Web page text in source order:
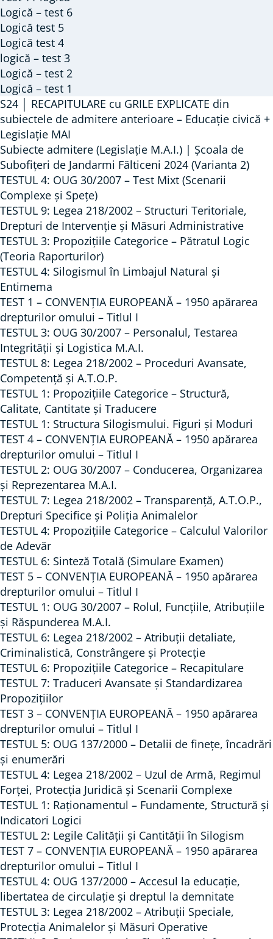
e
r
m
e
n
i
i
i
i
c
a
t
e
g
o
r
i
c
e
:
t
i
p
u
r
i
d
e
p
r
o
p
o
z
i
ț
i
i
c
a
t
e
g
o
r
i
c
e
,
r
a
p
o
r
t
u
r
i
l
o
g
E
C
A
P
I
T
U
L
A
R
E
c
u
G
R
I
L
E
E
X
P
L
I
C
A
T
E
d
i
n
s
u
b
i
e
c
t
e
l
e
d
e
a
d
m
t
e
r
e
a
n
t
e
Logică – test 6
Logică test 5
Logică test 4
logică – test 3
Logică – test 2
Logică – test 1
S24 │ RECAPITULARE cu GRILE EXPLICATE din
subiectele de admitere anterioare – Educație civică +
Legislație MAI
Subiecte admitere (Legislație M.A.I.) | Școala de
Subofițeri de Jandarmi Fălticeni 2024 (Varianta 2)
TESTUL 4: OUG 30/2007 – Test Mixt (Scenarii
Complexe și Spețe)
TESTUL 9: Legea 218/2002 – Structuri Teritoriale,
Drepturi de Intervenție și Măsuri Administrative
TESTUL 3: Propozițiile Categorice – Pătratul Logic
(Teoria Raporturilor)
TESTUL 4: Silogismul în Limbajul Natural și
Entimema
TEST 1 – CONVENŢIA EUROPEANĂ – 1950 apărarea
drepturilor omului – Titlul I
TESTUL 3: OUG 30/2007 – Personalul, Testarea
Integrității și Logistica M.A.I.
TESTUL 8: Legea 218/2002 – Proceduri Avansate,
Competență și A.T.O.P.
TESTUL 1: Propozițiile Categorice – Structură,
Calitate, Cantitate și Traducere
TESTUL 1: Structura Silogismului. Figuri și Moduri
TEST 4 – CONVENŢIA EUROPEANĂ – 1950 apărarea
drepturilor omului – Titlul I
TESTUL 2: OUG 30/2007 – Conducerea, Organizarea
și Reprezentarea M.A.I.
TESTUL 7: Legea 218/2002 – Transparență, A.T.O.P.,
Drepturi Specifice și Poliția Animalelor
TESTUL 4: Propozițiile Categorice – Calculul Valorilor
de Adevăr
TESTUL 6: Sinteză Totală (Simulare Examen)
TEST 5 – CONVENŢIA EUROPEANĂ – 1950 apărarea
drepturilor omului – Titlul I
TESTUL 1: OUG 30/2007 – Rolul, Funcțiile, Atribuțiile
și Răspunderea M.A.I.
TESTUL 6: Legea 218/2002 – Atribuții detaliate,
Criminalistică, Constrângere și Protecție
TESTUL 6: Propozițiile Categorice – Recapitulare
TESTUL 7: Traduceri Avansate și Standardizarea
Propozițiilor
TEST 3 – CONVENŢIA EUROPEANĂ – 1950 apărarea
drepturilor omului – Titlul I
TESTUL 5: OUG 137/2000 – Detalii de finețe, încadrări
și enumerări
TESTUL 4: Legea 218/2002 – Uzul de Armă, Regimul
Forței, Protecția Juridică și Scenarii Complexe
TESTUL 1: Raționamentul – Fundamente, Structură și
Indicatori Logici
TESTUL 2: Legile Calității și Cantității în Silogism
TEST 7 – CONVENŢIA EUROPEANĂ – 1950 apărarea
drepturilor omului – Titlul I
TESTUL 4: OUG 137/2000 – Accesul la educație,
libertatea de circulație și dreptul la demnitate
TESTUL 3: Legea 218/2002 – Atribuții Speciale,
Protecția Animalelor și Măsuri Operative